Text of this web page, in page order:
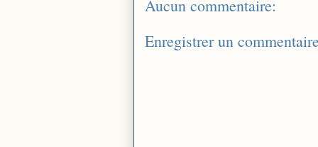
Aucun commentaire:
Enregistrer un